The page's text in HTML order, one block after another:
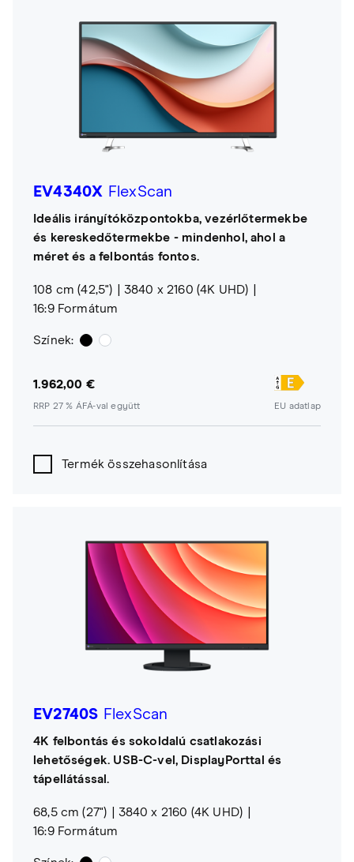
EV4340X FlexScan
Ideális irányítóközpontokba, vezérlőtermekbe
és kereskedőtermekbe - mindenhol, ahol a
méret és a felbontás fontos.
108 cm (42,5")
3840 x 2160 (4K UHD)
16:9 Formátum
Színek:
1.962,00 €
RRP 27 % ÁFÁ-val együtt EU adatlap
Termék összehasonlítása
EV2740S FlexScan
4K felbontás és sokoldalú csatlakozási
lehetőségek. USB-C-vel, DisplayPorttal és
tápellátással.
68,5 cm (27")
3840 x 2160 (4K UHD)
16:9 Formátum